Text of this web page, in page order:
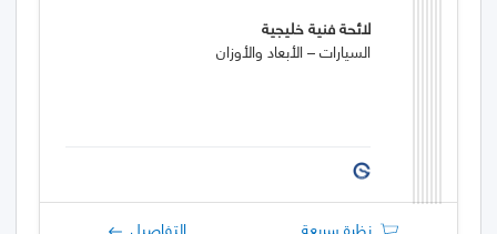
لائحة فنية خليجية
السيارات – الأبعاد والأوزان
نظرة سريعة التفاصيل